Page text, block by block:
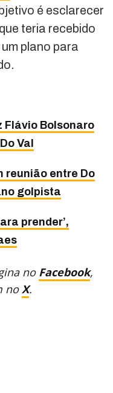
é esclarecer
teria recebido
plano para
Flávio Bolsonaro
Val
reunião entre Do
golpista
prender’,
no Facebook,
noX.